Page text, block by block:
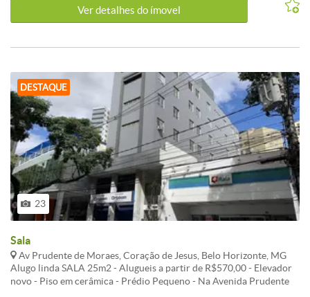
Ver detalhes do ímovel
DESTAQUE
23
Sala
Av Prudente de Moraes, Coração de Jesus, Belo Horizonte, MG
Alugo linda SALA 25m2 - Alugueis a partir de R$570,00 - Elevador
novo - Piso em cerâmica - Prédio Pequeno - Na Avenida Prudente